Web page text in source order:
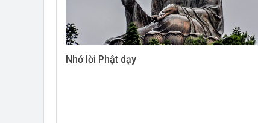
Nhớ lời Phật dạy